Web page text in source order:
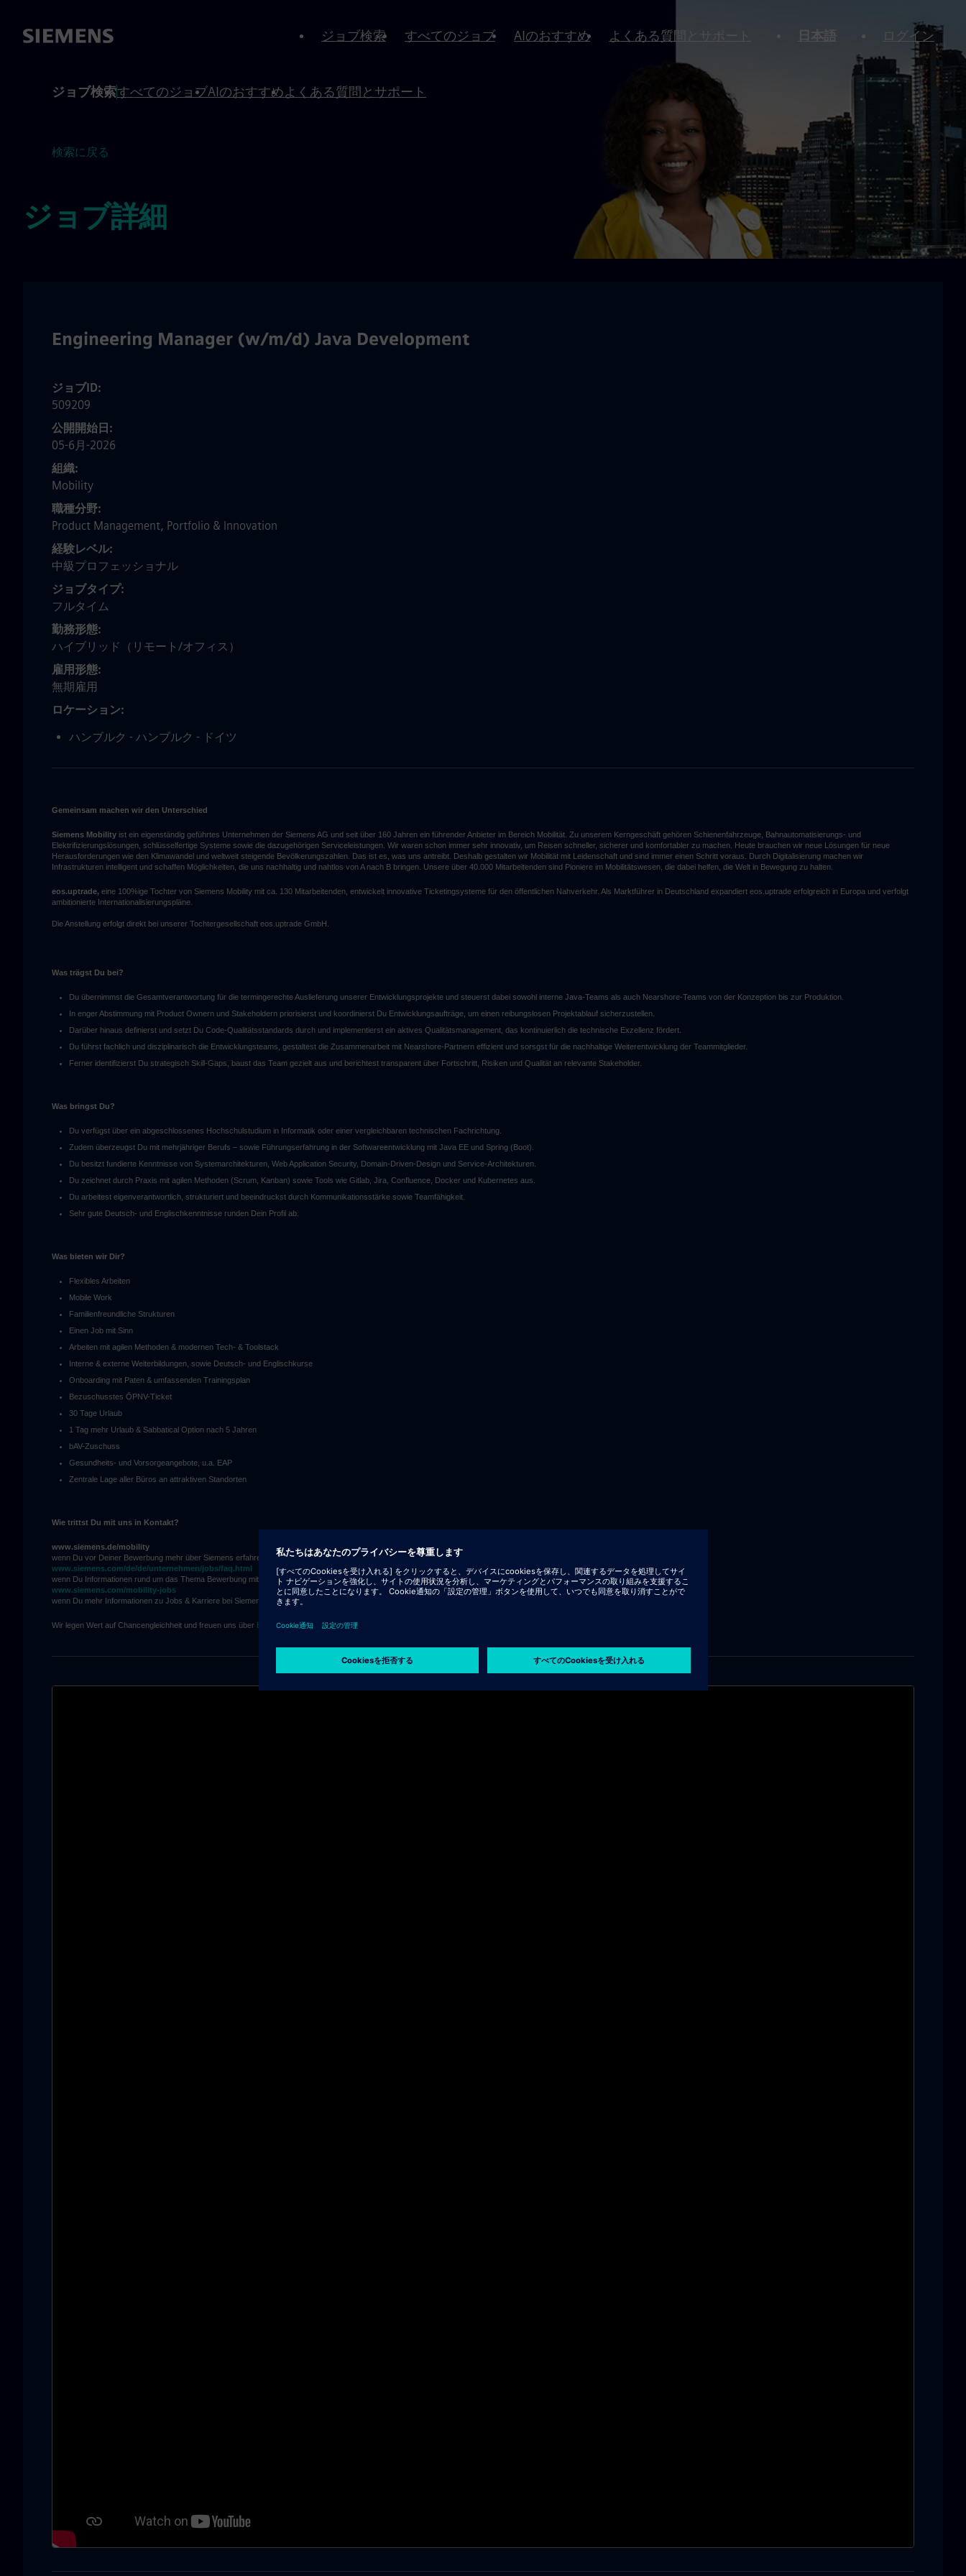
ジョブ検索 すべてのジョブ AIのおすすめ よくある質問とサポート 日本語 ログイン
ジョブ検索すべてのジョブAIのおすすめよくある質問とサポート
検索に戻る
ジョブ詳細
Engineering Manager (w/m/d) Java Development
ジョブID
509209
公開開始日
05-6月-2026
組織
Mobility
職種分野
Product Management, Portfolio & Innovation
経験レベル
中級プロフェッショナル
ジョブタイプ
フルタイム
勤務形態
ハイブリッド（リモート/オフィス）
雇用形態
無期雇用
ロケーション
ハンブルク - ハンブルク - ドイツ
Gemeinsam machen wir den Unterschied
Siemens Mobility ist ein eigenständig geführtes Unternehmen der Siemens AG und seit über 160 Jahren ein führender Anbieter im Bereich Mobilität. Zu unserem Kerngeschäft gehören Schienenfahrzeuge, Bahnautomatisierungs- und
Elektrifizierungslösungen, schlüsselfertige Systeme sowie die dazugehörigen Serviceleistungen. Wir waren schon immer sehr innovativ, um Reisen schneller, sicherer und komfortabler zu machen. Heute brauchen wir neue Lösungen für neue
Herausforderungen wie den Klimawandel und weltweit steigende Bevölkerungszahlen. Das ist es, was uns antreibt. Deshalb gestalten wir Mobilität mit Leidenschaft und sind immer einen Schritt voraus. Durch Digitalisierung machen wir
Infrastrukturen intelligent und schaffen Möglichkeiten, die uns nachhaltig und nahtlos von A nach B bringen. Unsere über 40.000 Mitarbeitenden sind Pioniere im Mobilitätswesen, die dabei helfen, die Welt in Bewegung zu halten.
eos.uptrade, eine 100%ige Tochter von Siemens Mobility mit ca. 130 Mitarbeitenden, entwickelt innovative Ticketingsysteme für den öffentlichen Nahverkehr. Als Marktführer in Deutschland expandiert eos.uptrade erfolgreich in Europa und verfolgt
ambitionierte Internationalisierungspläne.
Die Anstellung erfolgt direkt bei unserer Tochtergesellschaft eos.uptrade GmbH.
Was trägst Du bei?
Du übernimmst die Gesamtverantwortung für die termingerechte Auslieferung unserer Entwicklungsprojekte und steuerst dabei sowohl interne Java-Teams als auch Nearshore-Teams von der Konzeption bis zur Produktion.
In enger Abstimmung mit Product Ownern und Stakeholdern priorisierst und koordinierst Du Entwicklungsaufträge, um einen reibungslosen Projektablauf sicherzustellen.
Darüber hinaus definierst und setzt Du Code-Qualitätsstandards durch und implementierst ein aktives Qualitätsmanagement, das kontinuierlich die technische Exzellenz fördert.
Du führst fachlich und disziplinarisch die Entwicklungsteams, gestaltest die Zusammenarbeit mit Nearshore-Partnern effizient und sorsgst für die nachhaltige Weiterentwicklung der Teammitglieder.
Ferner identifizierst Du strategisch Skill-Gaps, baust das Team gezielt aus und berichtest transparent über Fortschritt, Risiken und Qualität an relevante Stakeholder.
Was bringst Du?
Du verfügst über ein abgeschlossenes Hochschulstudium in Informatik oder einer vergleichbaren technischen Fachrichtung.
Zudem überzeugst Du mit mehrjähriger Berufs – sowie Führungserfahrung in der Softwareentwicklung mit Java EE und Spring (Boot).
Du besitzt fundierte Kenntnisse von Systemarchitekturen, Web Application Security, Domain-Driven-Design und Service-Architekturen.
Du zeichnet durch Praxis mit agilen Methoden (Scrum, Kanban) sowie Tools wie Gitlab, Jira, Confluence, Docker und Kubernetes aus.
Du arbeitest eigenverantwortlich, strukturiert und beeindruckst durch Kommunikationsstärke sowie Teamfähigkeit.
Sehr gute Deutsch- und Englischkenntnisse runden Dein Profil ab.
Was bieten wir Dir?
Flexibles Arbeiten
Mobile Work
Familienfreundliche Strukturen
Einen Job mit Sinn
Arbeiten mit agilen Methoden & modernen Tech- & Toolstack
Interne & externe Weiterbildungen, sowie Deutsch- und Englischkurse
Onboarding mit Paten & umfassenden Trainingsplan
Bezuschusstes ÖPNV-Ticket
30 Tage Urlaub
1 Tag mehr Urlaub & Sabbatical Option nach 5 Jahren
bAV-Zuschuss
Gesundheits- und Vorsorgeangebote, u.a. EAP
Zentrale Lage aller Büros an attraktiven Standorten
Wie trittst Du mit uns in Kontakt?
www.siemens.de/mobility
wenn Du vor Deiner Bewerbung mehr über Siemens erfahren möchtest.
www.siemens.com/de/de/unternehmen/jobs/faq.html
wenn Du Informationen rund um das Thema Bewerbung mittels unseres FAQ’s einholen möchtest.
www.siemens.com/mobility-jobs
wenn Du mehr Informationen zu Jobs & Karriere bei Siemens erhalten möchtest.
Wir legen Wert auf Chancengleichheit und freuen uns über Bewerbungen von Menschen mit Behinderung